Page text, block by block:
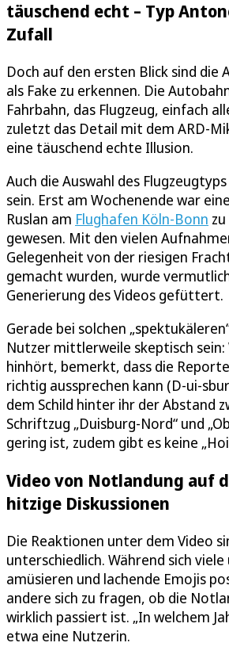
täuschend echt – Typ
Zufall
Doch auf den ersten Blick sind die
als Fake zu erkennen. Die
Fahrbahn, das Flugzeug, einfach
zuletzt das Detail mit dem ARD-
eine täuschend echte Illusion.
Auch die Auswahl des
sein. Erst am Wochenende war
Ruslan am Flughafen Köln-Bonn
gewesen. Mit den vielen
Gelegenheit von der riesigen
gemacht wurden, wurde
Generierung des Videos gefüttert.
Gerade bei solchen
Nutzer mittlerweile skeptisch sein:
hinhört, bemerkt, dass die
richtig aussprechen kann (D-ui-
dem Schild hinter ihr der Abstand
Schriftzug „Duisburg-Nord“ und
gering ist, zudem gibt es keine
Video von Notlandung auf
hitzige Diskussionen
Die Reaktionen unter dem Video
unterschiedlich. Während sich viele
amüsieren und lachende Emojis
andere sich zu fragen, ob die
wirklich passiert ist. „In welchem
etwa eine Nutzerin.